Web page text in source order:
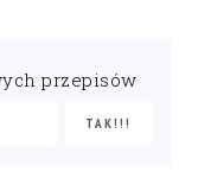
przepisów